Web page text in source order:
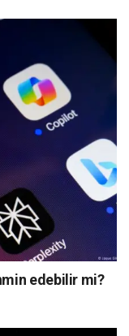
edebilir mi?